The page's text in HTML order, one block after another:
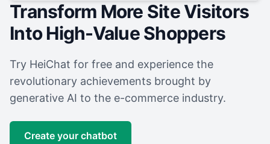
Transform More Site Visitors
Into High-Value Shoppers
Try HeiChat for free and experience the
revolutionary achievements brought by
generative AI to the e-commerce industry.
Create your chatbot